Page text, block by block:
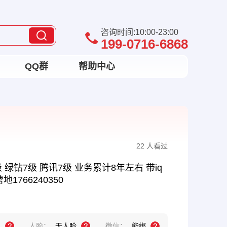
咨询时间:10:00-23:00
199-0716-6868
QQ群 帮助中心
22 人看过
钻7级 腾讯7级 业务累计8年左右 带iq
地1766240350